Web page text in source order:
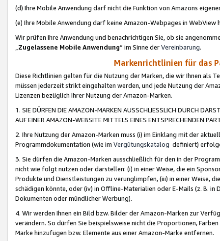
(d) Ihre Mobile Anwendung darf nicht die Funktion von Amazons
(e) Ihre Mobile Anwendung darf keine Amazon-Webpages in WebView
Wir prüfen Ihre Anwendung und benachrichtigen Sie, ob sie
„Zugelassene Mobile Anwendung“ im Sinne derVereinbarung.
Markenrichtlinien für das
Diese Richtlinien gelten für die Nutzung der Marken, die wir Ihnen als
müssen jederzeit strikt eingehalten werden, und jede Nutzung der
Lizenzen bezüglich Ihrer Nutzung der Amazon-Marken.
1. SIE DÜRFEN DIE AMAZON-MARKEN AUSSCHLIESSLICH DURCH
AUF EINER AMAZON-WEBSITE MITTELS EINES ENTSPRECHENDEN
2. Ihre Nutzung der Amazon-Marken muss (i) im Einklang mit der
Programmdokumentation (wie im Vergütungskatalog definiert)
3. Sie dürfen die Amazon-Marken ausschließlich für den in der
nicht wie folgt nutzen oder darstellen: (i) in einer Weise, die ein
Produkte und Dienstleistungen zu verunglimpfen, (iii) in einer Weise,
schädigen könnte, oder (iv) in Offline-Materialien oder E-Mails (z. B. in
Dokumenten oder mündlicher Werbung).
4. Wir werden Ihnen ein Bild bzw. Bilder der Amazon-Marken zur
verändern. So dürfen Sie beispielsweise nicht die Proportionen,
Marke hinzufügen bzw. Elemente aus einer Amazon-Marke entfernen.